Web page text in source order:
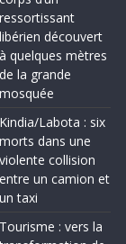
ressortissant
libérien découvert
à quelques mètres
de la grande
mosquée
Kindia/Labota : six
morts dans une
violente collision
entre un camion et
un taxi
Tourisme : vers la